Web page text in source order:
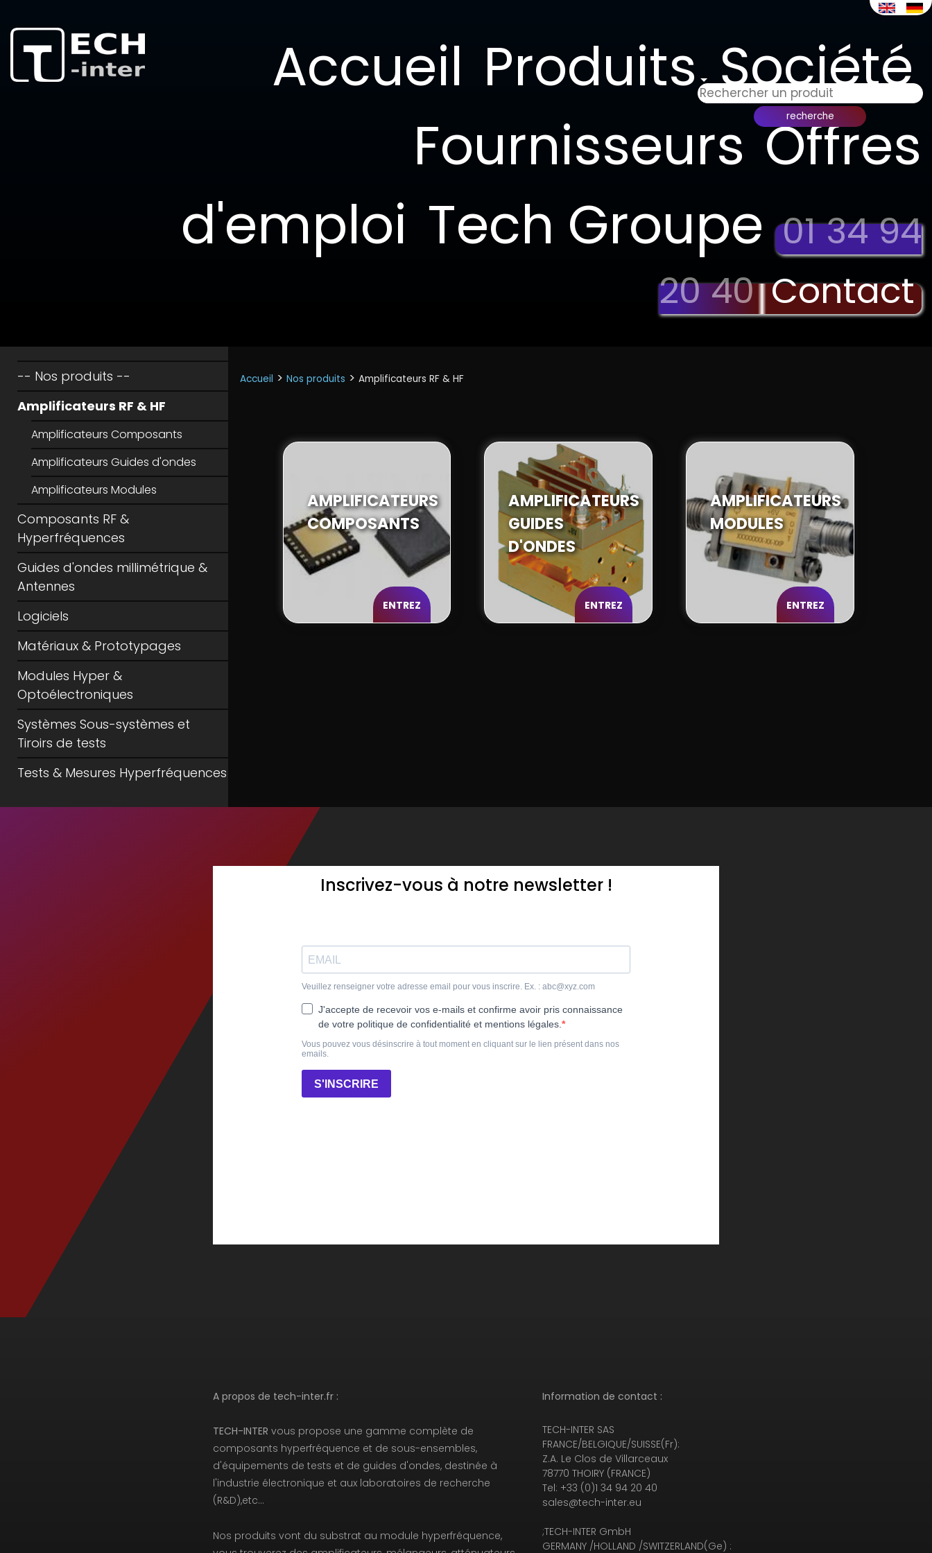
Accueil Produits Société
Fournisseurs Offres
d'emploi Tech Groupe 01 34 94
20 40 Contact
Accueil > > Amplificateurs RF & HF
-- Nos produits --
Amplificateurs RF & HF
Amplificateurs Composants
Amplificateurs Guides d'ondes
Amplificateurs Modules
Composants RF &
Hyperfréquences
Guides d'ondes millimétrique &
Antennes
Logiciels
Matériaux & Prototypages
Modules Hyper &
Optoélectroniques
Systèmes Sous-systèmes et
Tiroirs de tests
Tests & Mesures Hyperfréquences
Accueil > Nos produits > Amplificateurs RF & HF
AMPLIFICATEURS
COMPOSANTS
ENTREZ
AMPLIFICATEURS
GUIDES
D'ONDES
ENTREZ
AMPLIFICATEURS
MODULES
ENTREZ
Inscrivez-vous à notre newsletter !
A propos de tech-inter.fr :
TECH-INTER vous propose une gamme complète de
composants hyperfréquence et de sous-ensembles,
d'équipements de tests et de guides d'ondes, destinée à
l'industrie électronique et aux laboratoires de recherche
(R&D),etc…
Nos produits vont du substrat au module hyperfréquence,
Information de contact :
TECH-INTER SAS
FRANCE/BELGIQUE/SUISSE(Fr):
Z.A. Le Clos de Villarceaux
78770 THOIRY (FRANCE)
Tel: +33 (0)1 34 94 20 40
sales@tech-inter.eu
;TECH-INTER GmbH
GERMANY /HOLLAND /SWITZERLAND(Ge) :